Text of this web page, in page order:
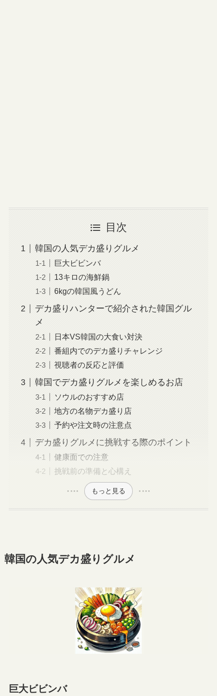
目次
韓国の人気デカ盛りグルメ
巨大ビビンバ
13キロの海鮮鍋
6kgの韓国風うどん
デカ盛りハンターで紹介された韓国グル
メ
日本VS韓国の大食い対決
番組内でのデカ盛りチャレンジ
視聴者の反応と評価
韓国でデカ盛りグルメを楽しめるお店
ソウルのおすすめ店
地方の名物デカ盛り店
予約や注文時の注意点
デカ盛りグルメに挑戦する際のポイント
健康面での注意
挑戦前の準備と心構え
もっと見る
韓国の人気デカ盛りグルメ
巨大ビビンバ